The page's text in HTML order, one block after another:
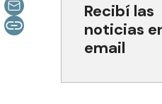
Recibí las
noticias
email